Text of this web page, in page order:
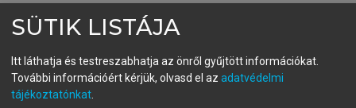
fiókoddal,vagy hozz létre új fiókot.
A regisztráció után apróbaidőszakautomatikusan
SÜTIK LISTÁJA
Itt láthatja és testreszabhatja az önről gyűjtött információkat.
További információért kérjük, olvasd el az adatvédelmi
tájékoztatónkat